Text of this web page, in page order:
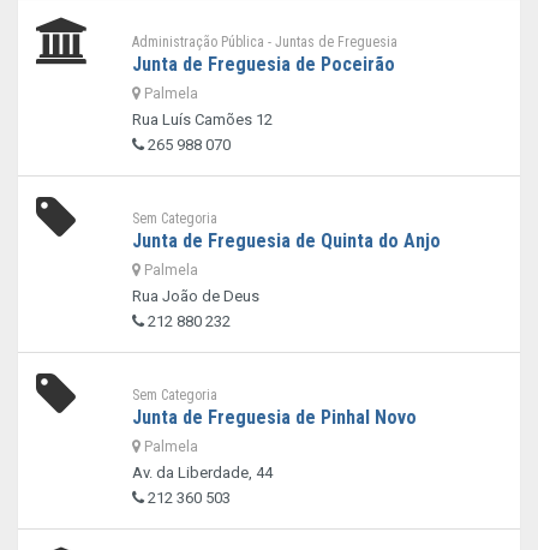
Administração Pública - Juntas de Freguesia
Junta de Freguesia de Poceirão
Palmela
Rua Luís Camões 12
265 988 070
Sem Categoria
Junta de Freguesia de Quinta do Anjo
Palmela
Rua João de Deus
212 880 232
Sem Categoria
Junta de Freguesia de Pinhal Novo
Palmela
Av. da Liberdade, 44
212 360 503